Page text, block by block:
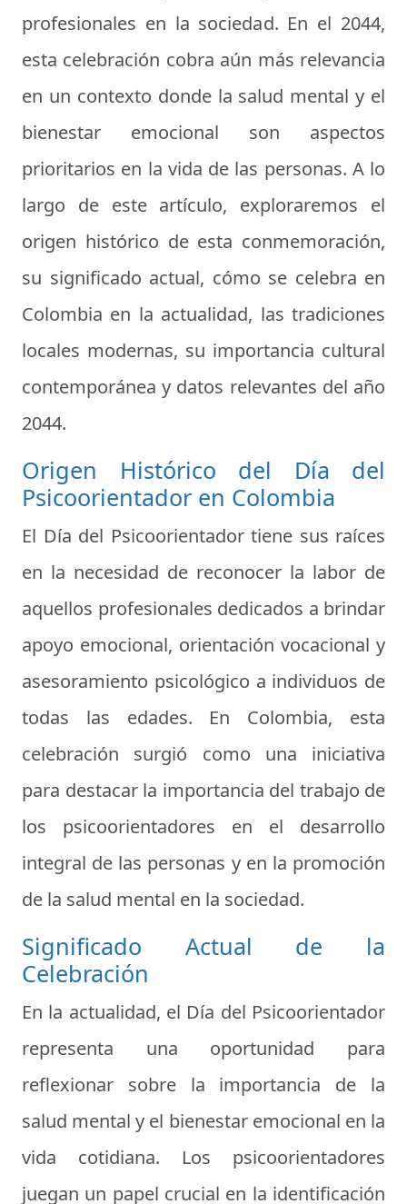
profesionales en la sociedad. En el 2044,
esta celebración cobra aún más relevancia
en un contexto donde la salud mental y el
bienestar emocional son aspectos
prioritarios en la vida de las personas. A lo
largo de este artículo, exploraremos el
origen histórico de esta conmemoración,
su significado actual, cómo se celebra en
Colombia en la actualidad, las tradiciones
locales modernas, su importancia cultural
contemporánea y datos relevantes del año
2044.
Origen Histórico del Día del
Psicoorientador en Colombia
El Día del Psicoorientador tiene sus raíces
en la necesidad de reconocer la labor de
aquellos profesionales dedicados a brindar
apoyo emocional, orientación vocacional y
asesoramiento psicológico a individuos de
todas las edades. En Colombia, esta
celebración surgió como una iniciativa
para destacar la importancia del trabajo de
los psicoorientadores en el desarrollo
integral de las personas y en la promoción
de la salud mental en la sociedad.
Significado Actual de la
Celebración
En la actualidad, el Día del Psicoorientador
representa una oportunidad para
reflexionar sobre la importancia de la
salud mental y el bienestar emocional en la
vida cotidiana. Los psicoorientadores
juegan un papel crucial en la identificación